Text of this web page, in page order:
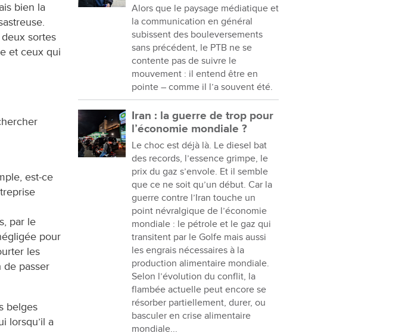
bien la
sortes
et ceux qui
est-ce
par le
pour
les
de passer
belges
lorsqu’il a
Alors que le paysage médiatique et
la communication en général
subissent des bouleversements
sans précédent, le PTB ne se
contente pas de suivre le
mouvement : il entend être en
pointe – comme il l’a souvent été.
Iran : la guerre de trop pour
l’économie mondiale ?
Le choc est déjà là. Le diesel bat
des records, l’essence grimpe, le
prix du gaz s’envole. Et il semble
que ce ne soit qu’un début. Car la
guerre contre l’Iran touche un
point névralgique de l’économie
mondiale : le pétrole et le gaz qui
transitent par le Golfe mais aussi
les engrais nécessaires à la
production alimentaire mondiale.
Selon l’évolution du conflit, la
flambée actuelle peut encore se
résorber partiellement, durer, ou
basculer en crise alimentaire
mondiale...